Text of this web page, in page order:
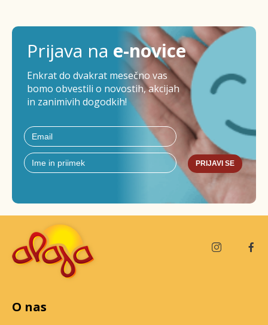
Prijava na e-novice
Enkrat do dvakrat mesečno vas
bomo obvestili o novostih, akcijah
in zanimivih dogodkih!
PRIJAVI SE
O nas